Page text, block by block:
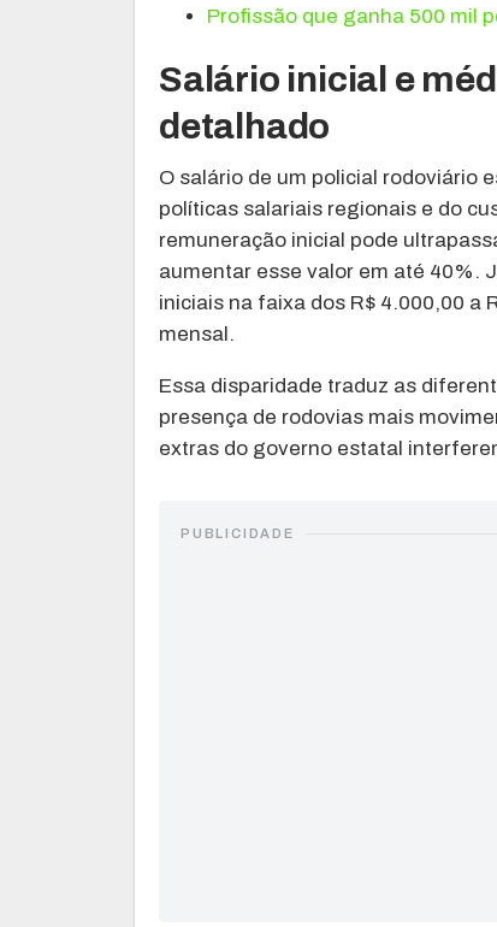
Profissão que ganha 500 mil
Salário inicial e
detalhado
O salário de um policial rodoviário
políticas salariais regionais e do
remuneração inicial pode
aumentar esse valor em até 40%.
iniciais na faixa dos R$ 4.000,00 a
mensal.
Essa disparidade traduz as
presença de rodovias mais
extras do governo estatal
PUBLICIDADE